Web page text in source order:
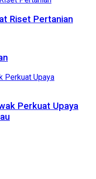
Riset Pertanian
Perkuat Upaya